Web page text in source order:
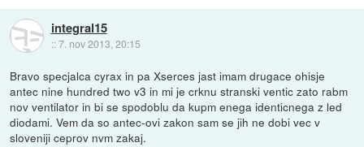
integral15
::7. nov 2013, 20:15
Bravo specjalca cyrax in pa Xserces jast imam drugace ohisje
antec nine hundred two v3 in mi je crknu stranski ventic zato rabm
nov ventilator in bi se spodoblu da kupm enega identicnega z led
diodami. Vem da so antec-ovi zakon sam se jih ne dobi vec v
sloveniji ceprov nvm zakaj.